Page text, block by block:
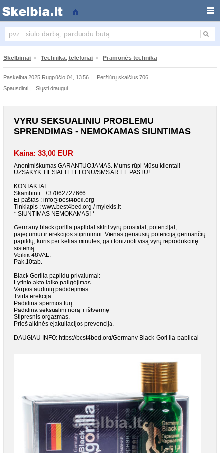
Skelbimai » Technika, telefonai » Pramonės technika
Paskelbta 2025 Rugpjūčio 04, 13:56 |
Peržiūrų skaičius 706
Spausdinti | Siųsti draugui
VYRU SEKSUALINIU PROBLEMU
SPRENDIMAS - NEMOKAMAS SIUNTIMAS
Kaina: 33,00 EUR
Anonimiškumas GARANTUOJAMAS. Mums rūpi Mūsų klientai!
UZSAKYK TIESIAI TELEFONU/SMS AR EL.PASTU!
KONTAKTAI :
Skambinti : +37062727666
El-paštas : info@best4bed.org
Tinklapis : www.best4bed.org / mylekis.lt
* SIUNTIMAS NEMOKAMAS! *
Germany black gorilla papildai skirti vyrų prostatai, potencijai,
pajėgumui ir erekcijos stiprinimui. Vienas geriausių potenciją gerinančių
papildų, kuris per kelias minutes, gali tonizuoti visą vyrų reprodukcinę
sistemą.
Veikia 48VAL.
Pak.10tab.
Black Gorilla papildų privalumai:
Lytinio akto laiko pailgėjimas.
Varpos audinių padidėjimas.
Tvirta erekcija.
Padidina spermos tūrį.
Padidina seksualinį norą ir ištvermę.
Stipresnis orgazmas.
Priešlaikinės ejakuliacijos prevencija.
DAUGIAU INFO: https://best4bed.org/Germany-Black-Gori lla-papildai